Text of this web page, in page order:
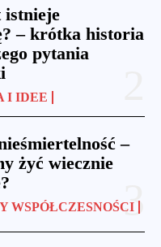
istnieje
– krótka historia
pytania
I IDEE
–
żyć wiecznie
WSPÓŁCZESNOŚCI